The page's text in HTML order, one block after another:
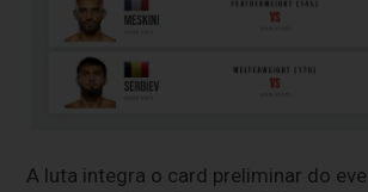
A luta integra o card preliminar do